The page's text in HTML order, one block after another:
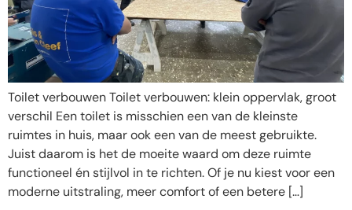
Toilet verbouwen Toilet verbouwen: klein oppervlak, groot
verschil Een toilet is misschien een van de kleinste
ruimtes in huis, maar ook een van de meest gebruikte.
Juist daarom is het de moeite waard om deze ruimte
functioneel én stijlvol in te richten. Of je nu kiest voor een
moderne uitstraling, meer comfort of een betere […]